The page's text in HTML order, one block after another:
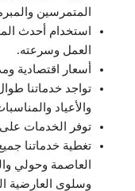
المتمرسين
استخدام أحدث
العمل وسرعته.
أسعار اقتصادية
تواجد خدماتنا
والأعياد
توفر الخدمات على مدار 24 ساعة في اليوم،
تغطية خدماتنا
العاصمة وحولي
وسلوى العارضية